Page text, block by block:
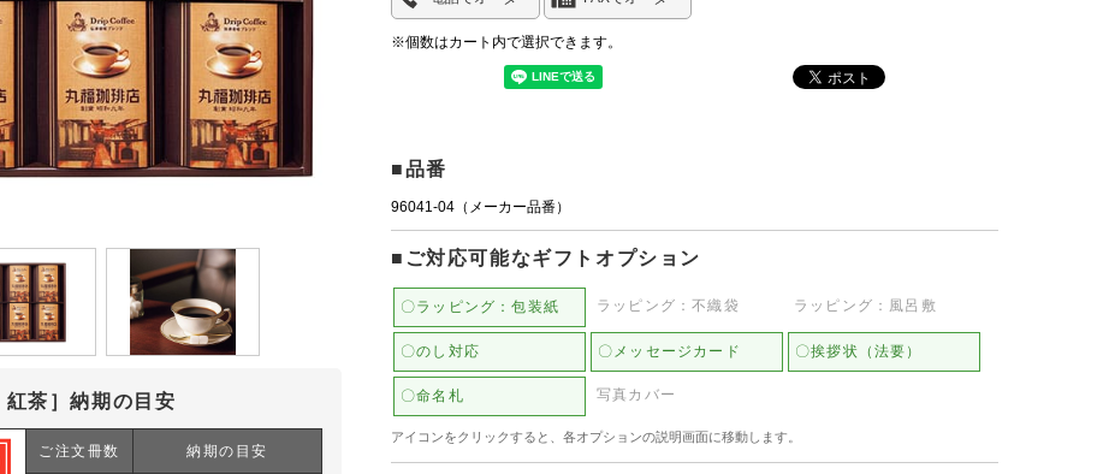
紅茶］納期の目安
ご注文冊数 納期の目安
※個数はカート内で選択できます。
■品番
96041-04（メーカー品番）
■ご対応可能なギフトオプション
〇ラッピング：包装紙 ラッピング：不織袋 ラッピング：風呂敷
〇のし対応 〇メッセージカード 〇挨拶状（法要）
〇命名札 写真カバー
アイコンをクリックすると、各オプションの説明画面に移動します。